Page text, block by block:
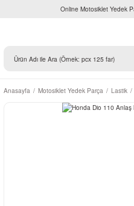
Online Motosiklet Yedek
Anasayfa Motosiklet Yedek Parça Lastik